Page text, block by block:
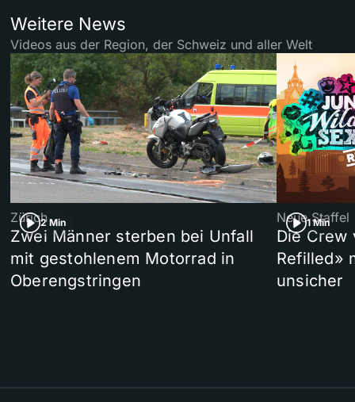
Weitere News
Videos aus der Region, der Schweiz und aller Welt
2 Min
Zürich
Zwei Männer sterben bei Unfall
mit gestohlenem Motorrad in
Oberengstringen
1 Min
Neue Staffel
Die Crew
Refilled»
unsicher